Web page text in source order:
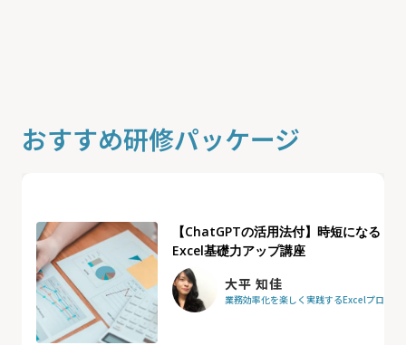
おすすめ研修パッケージ
【ChatGPTの活用法付】時短になる
Excel基礎力アップ講座
大平 知佳
業務効率化を楽しく実践するExcelプロフェ